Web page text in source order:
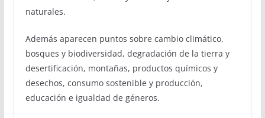
naturales.
Además aparecen puntos sobre cambio climático,
bosques y biodiversidad, degradación de la tierra y
desertificación, montañas, productos químicos y
desechos, consumo sostenible y producción,
educación e igualdad de géneros.